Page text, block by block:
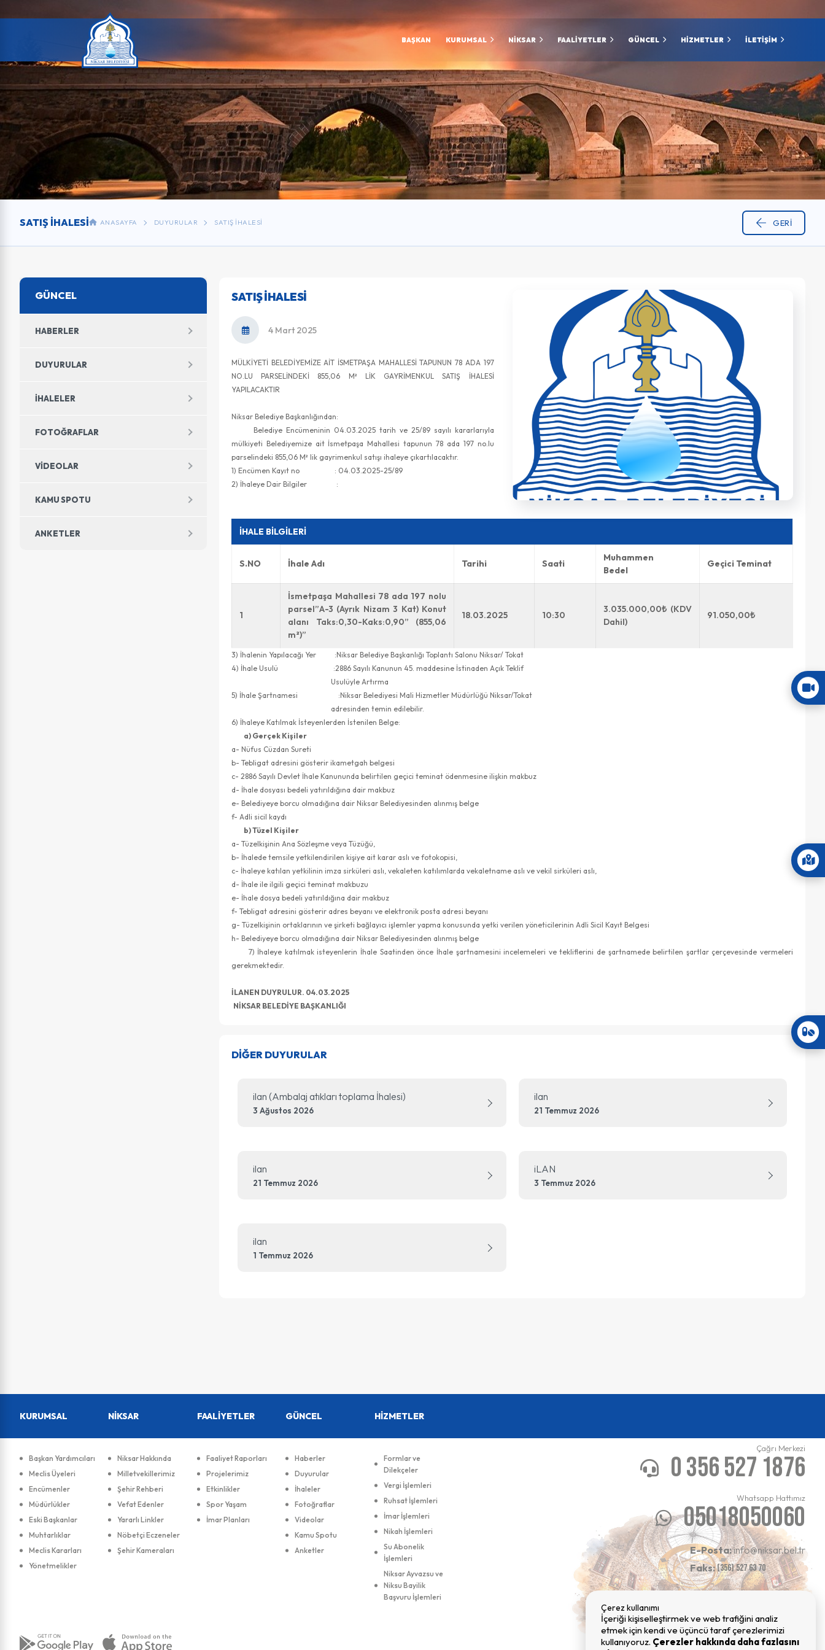
BAŞKAN KURUMSAL NİKSAR FAALİYETLER GÜNCEL HİZMETLER İLETİŞİM
SATIŞ İHALESI ANASAYFA DUYURULAR SATIŞ İHALESI GERI
GÜNCEL
HABERLER
DUYURULAR
İHALELER
FOTOĞRAFLAR
VIDEOLAR
KAMU SPOTU
ANKETLER
SATIŞ İHALESI
4 Mart 2025
MÜLKİYETİ BELEDİYEMİZE AİT İSMETPAŞA MAHALLESİ TAPUNUN 78 ADA 197
NO.LU PARSELİNDEKİ 855,06 M² LİK GAYRİMENKUL SATIŞ İHALESİ
YAPILACAKTIR
Niksar Belediye Başkanlığından:
Belediye Encümeninin 04.03.2025 tarih ve 25/89 sayılı kararlarıyla
mülkiyeti Belediyemize ait İsmetpaşa Mahallesi tapunun 78 ada 197 no.lu
parselindeki 855,06 M² lik gayrimenkul satışı ihaleye çıkartılacaktır.
1) Encümen Kayıt no : 04.03.2025-25/89
2) İhaleye Dair Bilgiler :
İHALE BİLGİLERİ
S.NO İhale Adı Tarihi Saati
Muhammen
Bedel
Geçici Teminat
1
İsmetpaşa Mahallesi 78 ada 197 nolu
parsel”A-3 (Ayrık Nizam 3 Kat) Konut
alanı Taks:0,30-Kaks:0,90” (855,06
m²)”
18.03.2025 10:30
3.035.000,00₺ (KDV
Dahil)
91.050,00₺
3) İhalenin Yapılacağı Yer :Niksar Belediye Başkanlığı Toplantı Salonu Niksar/ Tokat
4) İhale Usulü :2886 Sayılı Kanunun 45. maddesine İstinaden Açık Teklif
Usulüyle Artırma
5) İhale Şartnamesi :Niksar Belediyesi Mali Hizmetler Müdürlüğü Niksar/Tokat
adresinden temin edilebilir.
6) İhaleye Katılmak İsteyenlerden İstenilen Belge:
a) Gerçek Kişiler
a- Nüfus Cüzdan Sureti
b- Tebligat adresini gösterir ikametgah belgesi
c- 2886 Sayılı Devlet İhale Kanununda belirtilen geçici teminat ödenmesine ilişkin makbuz
d- İhale dosyası bedeli yatırıldığına dair makbuz
e- Belediyeye borcu olmadığına dair Niksar Belediyesinden alınmış belge
f- Adli sicil kaydı
b) Tüzel Kişiler
a- Tüzelkişinin Ana Sözleşme veya Tüzüğü,
b- İhalede temsile yetkilendirilen kişiye ait karar aslı ve fotokopisi,
c- İhaleye katılan yetkilinin imza sirküleri aslı, vekaleten katılımlarda vekaletname aslı ve vekil sirküleri aslı,
d- İhale ile ilgili geçici teminat makbuzu
e- İhale dosya bedeli yatırıldığına dair makbuz
f- Tebligat adresini gösterir adres beyanı ve elektronik posta adresi beyanı
g- Tüzelkişinin ortaklarının ve şirketi bağlayıcı işlemler yapma konusunda yetki verilen yöneticilerinin Adli Sicil Kayıt Belgesi
h- Belediyeye borcu olmadığına dair Niksar Belediyesinden alınmış belge
7) İhaleye katılmak isteyenlerin İhale Saatinden önce İhale şartnamesini incelemeleri ve tekliflerini de şartnamede belirtilen şartlar çerçevesinde vermeleri
gerekmektedir.
İLANEN DUYRULUR. 04.03.2025
NİKSAR BELEDİYE BAŞKANLIĞI
DİĞER DUYURULAR
ilan (Ambalaj atıkları toplama İhalesi)
3 Ağustos 2026
ilan
21 Temmuz 2026
ilan
21 Temmuz 2026
iLAN
3 Temmuz 2026
ilan
1 Temmuz 2026
KURUMSAL
Başkan Yardımcıları
Meclis Üyeleri
Encümenler
Müdürlükler
Eski Başkanlar
Muhtarlıklar
Meclis Kararları
Yönetmelikler
NİKSAR
Niksar Hakkında
Milletvekillerimiz
Şehir Rehberi
Vefat Edenler
Yararlı Linkler
Nöbetçi Eczeneler
Şehir Kameraları
FAALİYETLER
Faaliyet Raporları
Projelerimiz
Etkinlikler
Spor Yaşam
İmar Planları
GÜNCEL
Haberler
Duyurular
İhaleler
Fotoğraflar
Videolar
Kamu Spotu
Anketler
HİZMETLER
Formlar ve
Dilekçeler
Vergi İşlemleri
Ruhsat İşlemleri
İmar İşlemleri
Nikah İşlemleri
Su Abonelik
İşlemleri
Niksar Ayvazsu ve
Niksu Bayilik
Başvuru İşlemleri
Çağrı Merkezi
0 356 527 1876
Whatsapp Hattımız
05018050060
E-Posta:info@niksar.bel.tr
Faks:(356) 527 63 70
Çerez kullanımı
İçeriği kişiselleştirmek ve web trafiğini analiz
etmek için kendi ve üçüncü taraf çerezlerimizi
kullanıyoruz. Çerezler hakkında daha fazlasını